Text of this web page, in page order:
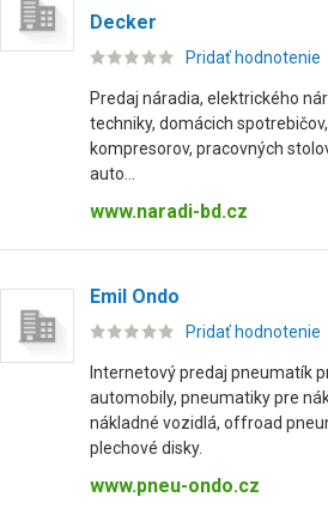
Decker
Pridať hodnotenie
Predaj náradia, elektrického
techniky, domácich
kompresorov, pracovných
auto...
www.naradi-bd.cz
Emil Ondo
Pridať hodnotenie
Internetový predaj pneumatík
automobily, pneumatiky pre
nákladné vozidlá, offroad
plechové disky.
www.pneu-ondo.cz